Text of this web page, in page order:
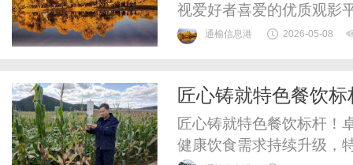
视爱好者喜爱的优质观影
境。通榆信息港 2026-05-08
匠心铸就特色餐饮
场
匠心铸就特色餐饮标杆！
健康饮食需求持续升级，